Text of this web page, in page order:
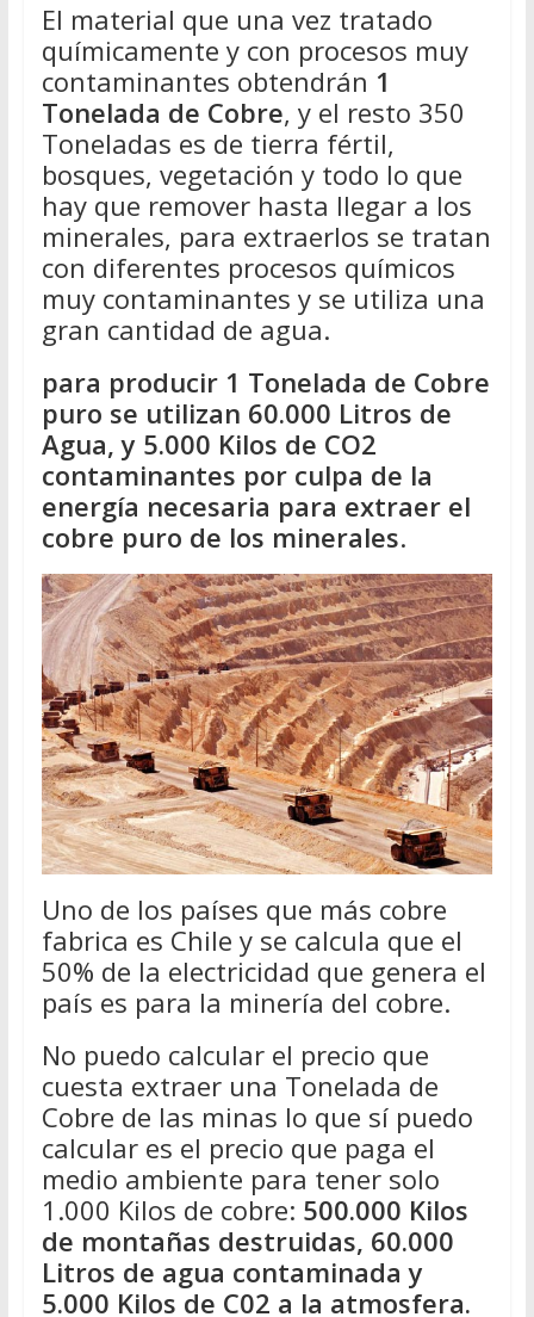
El material que una vez tratado
químicamente y con procesos muy
contaminantes obtendrán 1
Tonelada de Cobre, y el resto 350
Toneladas es de tierra fértil,
bosques, vegetación y todo lo que
hay que remover hasta llegar a los
minerales, para extraerlos se tratan
con diferentes procesos químicos
muy contaminantes y se utiliza una
gran cantidad de agua.
para producir 1 Tonelada de Cobre
puro se utilizan 60.000 Litros de
Agua, y 5.000 Kilos de CO2
contaminantes por culpa de la
energía necesaria para extraer el
cobre puro de los minerales.
Uno de los países que más cobre
fabrica es Chile y se calcula que el
50% de la electricidad que genera el
país es para la minería del cobre.
No puedo calcular el precio que
cuesta extraer una Tonelada de
Cobre de las minas lo que sí puedo
calcular es el precio que paga el
medio ambiente para tener solo
1.000 Kilos de cobre: 500.000 Kilos
de montañas destruidas, 60.000
Litros de agua contaminada y
5.000 Kilos de C02 a la atmosfera.